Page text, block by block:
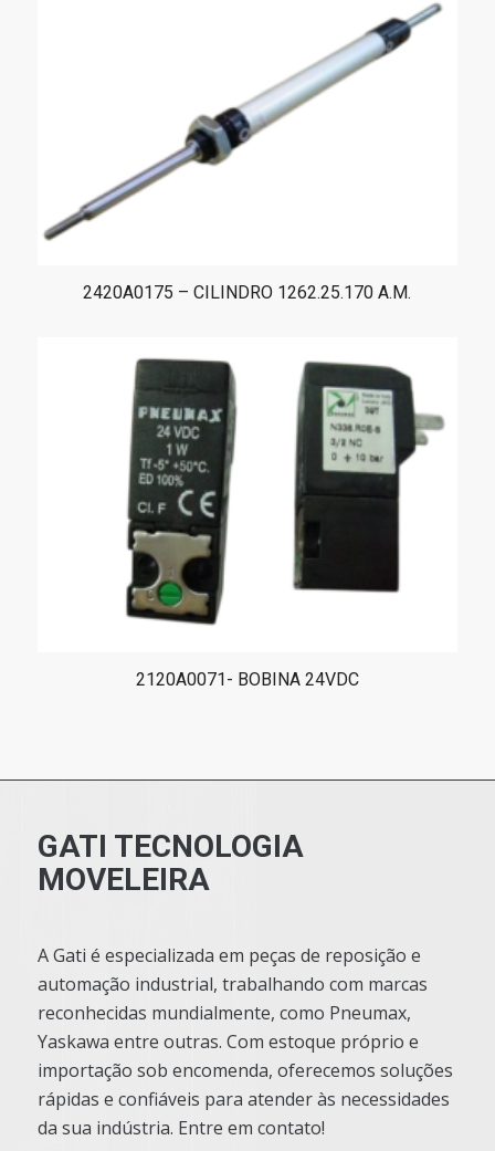
2420A0175 – CILINDRO 1262.25.170 A.M.
2120A0071- BOBINA 24VDC
GATI TECNOLOGIA
MOVELEIRA
A Gati é especializada em peças de reposição e
automação industrial, trabalhando com marcas
reconhecidas mundialmente, como Pneumax,
Yaskawa entre outras. Com estoque próprio e
importação sob encomenda, oferecemos soluções
rápidas e confiáveis para atender às necessidades
da sua indústria. Entre em contato!